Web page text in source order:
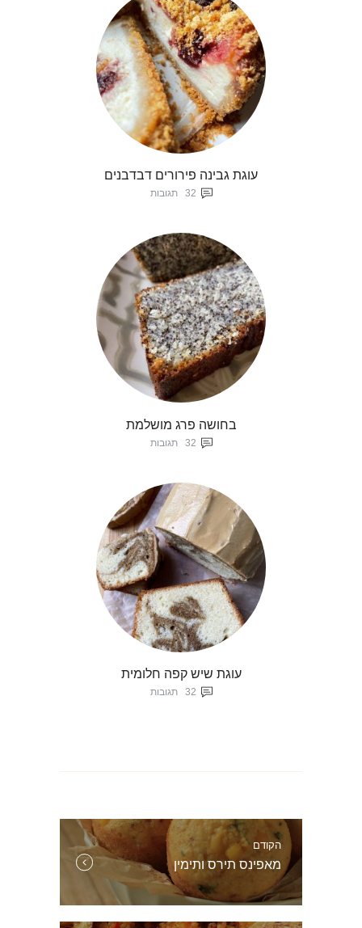
עוגת גבינה פירורים דבדבנים
32 תגובות
בחושה פרג מושלמת
32 תגובות
עוגת שיש קפה חלומית
32 תגובות
הקודם הפוסט
הקודם:
מאפינס תירס ותימין